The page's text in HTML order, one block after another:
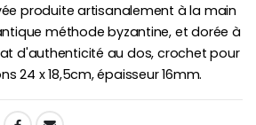
€23.00
produite artisanalement à la main
méthode byzantine, et dorée à
d'authenticité au dos, crochet pour
24 x 18,5cm, épaisseur 16mm.